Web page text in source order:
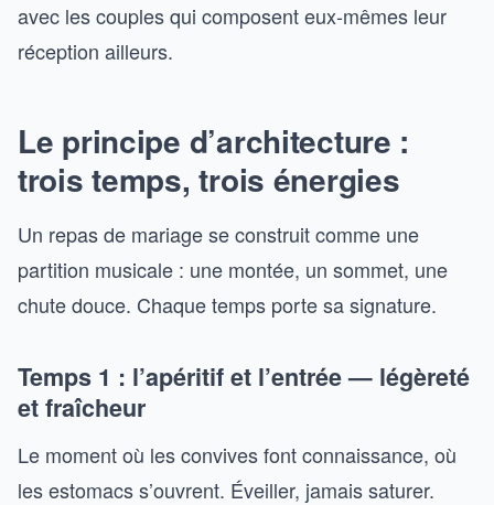
avec les couples qui composent eux-mêmes leur
réception ailleurs.
Le principe d’architecture :
trois temps, trois énergies
Un repas de mariage se construit comme une
partition musicale : une montée, un sommet, une
chute douce. Chaque temps porte sa signature.
Temps 1 : l’apéritif et l’entrée — légèreté
et fraîcheur
Le moment où les convives font connaissance, où
les estomacs s’ouvrent. Éveiller, jamais saturer.